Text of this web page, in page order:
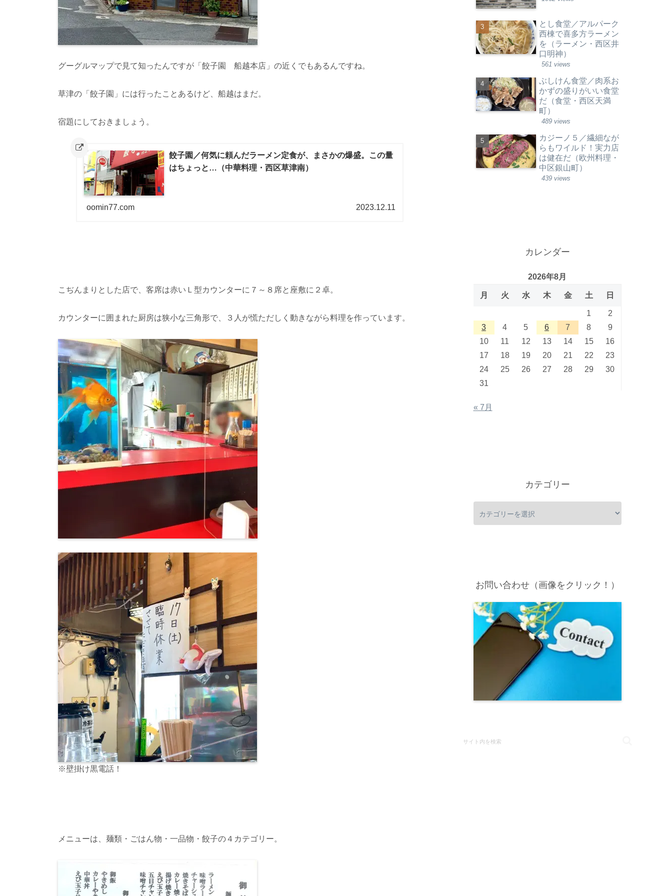
グーグルマップで見て知ったんですが「餃子園 船越本店」の近くでもあるんですね。
草津の「餃子園」には行ったことあるけど、船越はまだ。
宿題にしておきましょう。
餃子園／何気に頼んだラーメン定食が、まさかの爆盛。この量
はちょっと…（中華料理・西区草津南）
oomin77.com 2023.12.11
こぢんまりとした店で、客席は赤いＬ型カウンターに７～８席と座敷に２卓。
カウンターに囲まれた厨房は狭小な三角形で、３人が慌ただしく動きながら料理を作っています。
※壁掛け黒電話！
メニューは、麺類・ごはん物・一品物・餃子の４カテゴリー。
とし食堂／アルパーク
西棟で喜多方ラーメン
を（ラーメン・西区井
口明神）
561 views
ぶしけん食堂／肉系お
かずの盛りがいい食堂
だ（食堂・西区天満
町）
489 views
カジーノ５／繊細なが
らもワイルド！実力店
は健在だ（欧州料理・
中区銀山町）
439 views
カレンダー
2026年8月
月 火 水 木 金 土 日
1
2
3
4 5 6 7 8
9
10
11 12 13 14 15
16
17
18 19 20 21 22
23
24
25 26 27 28 29
30
31
« 7月
カテゴリー
お問い合わせ（画像をクリック！）